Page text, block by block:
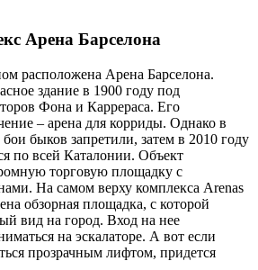
Арена Барселона
расположена Арена Барселона.
здание в 1900 году под
Фона и Каррераса. Его
– арена для корриды. Однако в
быков запретили, затем в 2010 году
по всей Каталонии. Объект
торговую площадку с
На самом верху комплекса Arenas
обзорная площадка, с которой
вид на город. Вход на нее
на эскалаторе. А вот если
прозрачным лифтом, придется